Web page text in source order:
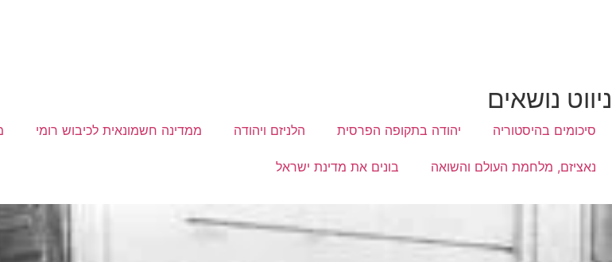
ניווט נושאים
סיכומים בהיסטוריה יהודה בתקופה הפרסית הלניזם ויהודה ממדינה חשמונאית לכיבוש רומי
נאציזם, מלחמת העולם והשואה בונים את מדינת ישראל